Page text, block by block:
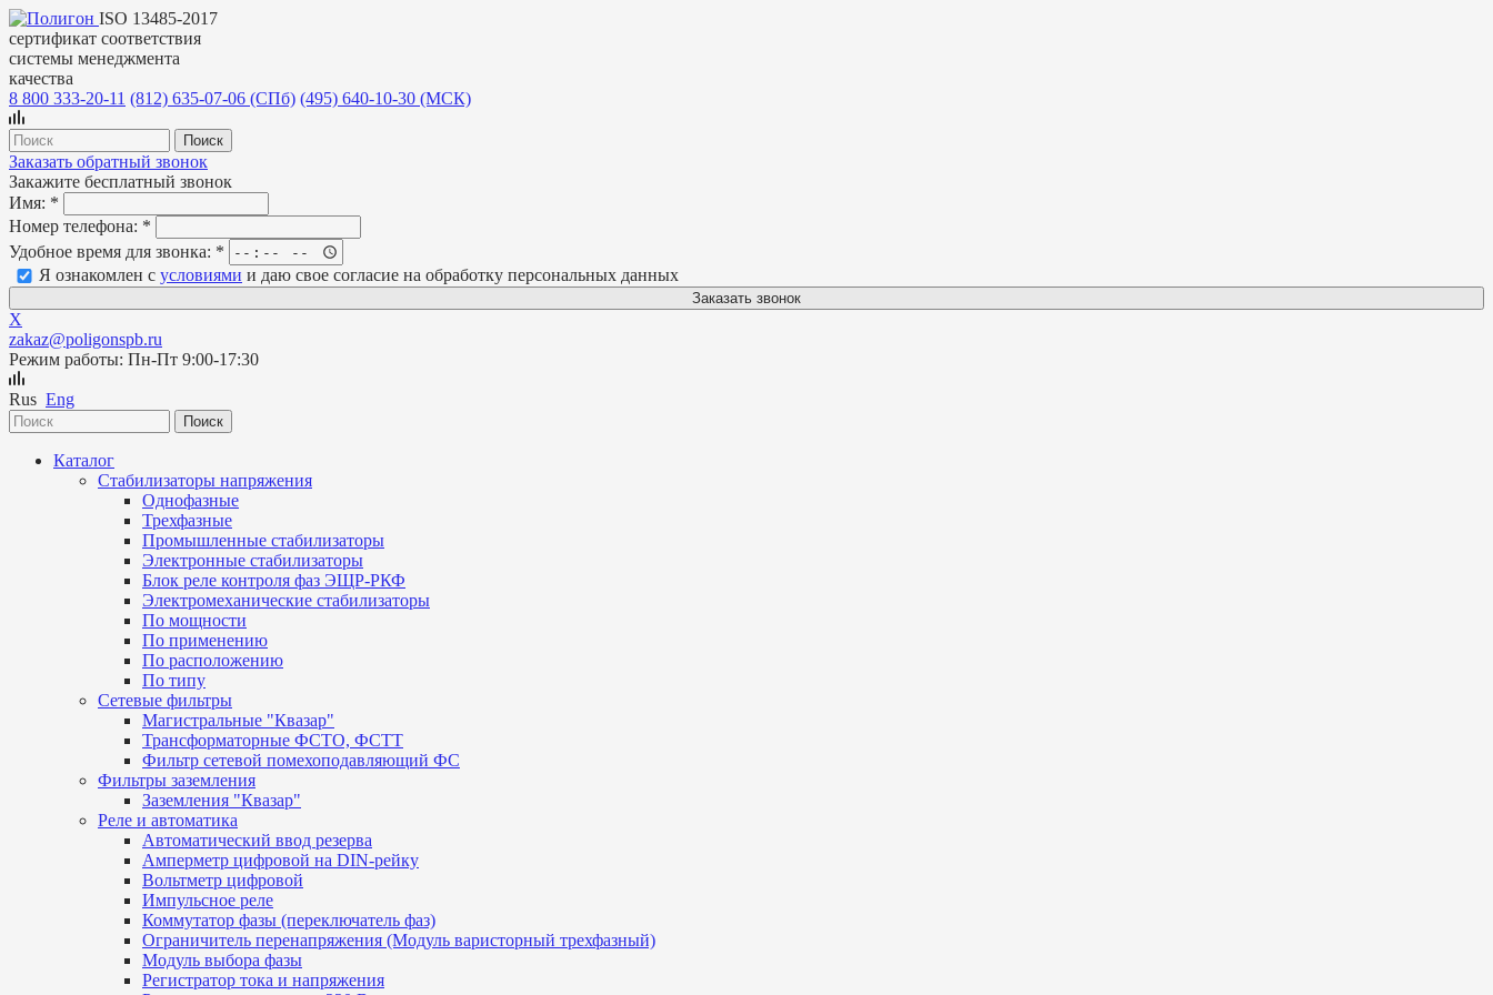
ISO 13485-2017
сертификат соответствия
системы менеджмента
качества
8 800 333-20-11 (812) 635-07-06 (СПб) (495) 640-10-30 (МСК)
Заказать обратный звонок
Закажите бесплатный звонок
Имя: *
Номер телефона: *
Удобное время для звонка: *
Я ознакомлен с условиями и даю свое согласие на обработку персональных данных
X
zakaz@poligonspb.ru
Режим работы: Пн-Пт 9:00-17:30
Rus Eng
Каталог
Стабилизаторы напряжения
Однофазные
Трехфазные
Промышленные стабилизаторы
Электронные стабилизаторы
Блок реле контроля фаз ЭЩР-РКФ
Электромеханические стабилизаторы
По мощности
По применению
По расположению
По типу
Сетевые фильтры
Магистральные "Квазар"
Трансформаторные ФСТО, ФСТТ
Фильтр сетевой помехоподавляющий ФС
Фильтры заземления
Заземления "Квазар"
Реле и автоматика
Автоматический ввод резерва
Амперметр цифровой на DIN-рейку
Вольтметр цифровой
Импульсное реле
Коммутатор фазы (переключатель фаз)
Ограничитель перенапряжения (Модуль варисторный трехфазный)
Модуль выбора фазы
Регистратор тока и напряжения